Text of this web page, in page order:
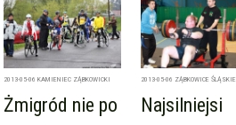
2013-05-06 KAMIENIEC ZĄBKOWICKI
Żmigród nie po
2013-05-06 ZĄBKOWICE ŚLĄSKIE
Najsilniejsi